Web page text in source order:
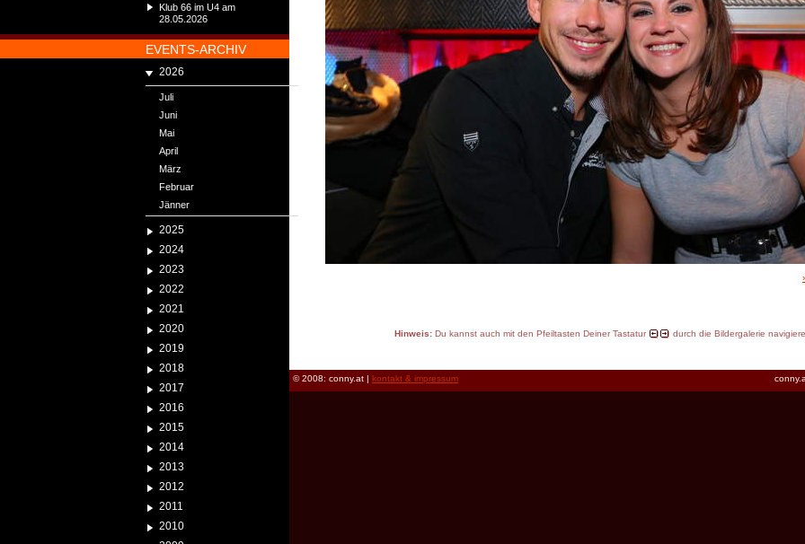
Klub 66 im U4 am
28.05.2026
EVENTS-ARCHIV
2026
Juli
Juni
Mai
April
März
Februar
Jänner
2025
2024
2023
2022
2021
2020
2019
2018
2017
2016
2015
2014
2013
2012
2011
2010
Hinweis:Du kannst auch mit den Pfeiltasten Deiner Tastatur durch die Bildergalerie
© 2008: conny.at | kontakt & impressum